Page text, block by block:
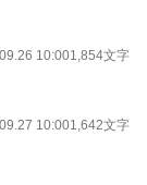
10:001,854文字
10:001,642文字